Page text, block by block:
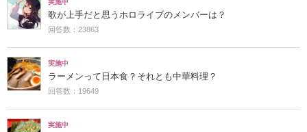
実施中
歌が上手だと思うホロライブのメンバーは？
回答数：23863
実施中
ラーメンって日本食？それとも中華料理？
回答数：19649
実施中